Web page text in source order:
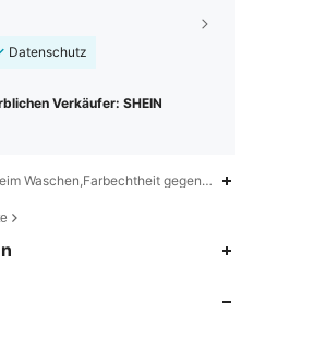
Datenschutz
Verkäufer: SHEIN
Waschen,Farbechtheit gegenüber Reiben,5%